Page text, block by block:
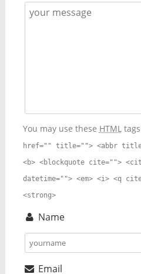
You may use these HTML
href="" title=""> <abbr
<b> <blockquote cite="">
datetime=""> <em> <i> <q
<strong>
Name
Email